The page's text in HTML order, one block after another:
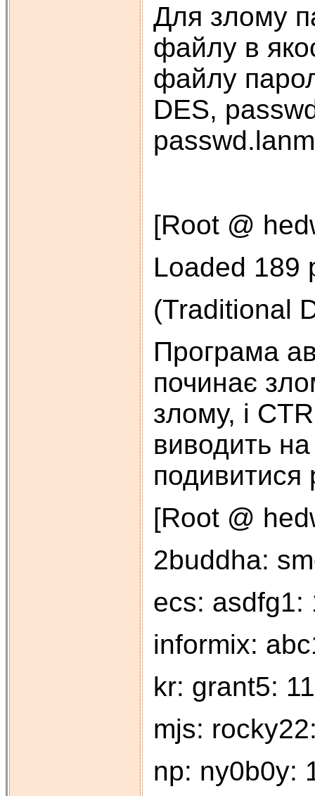
Для злому
файлу в
файлу
DES,
[Root @
Loaded 189
(Traditional
Програма
починає
злому, і
виводить
подивитися
[Root @
2buddha:
ecs: asdfg1:
informix:
kr: grant5:
mjs:
np: ny0b0y: